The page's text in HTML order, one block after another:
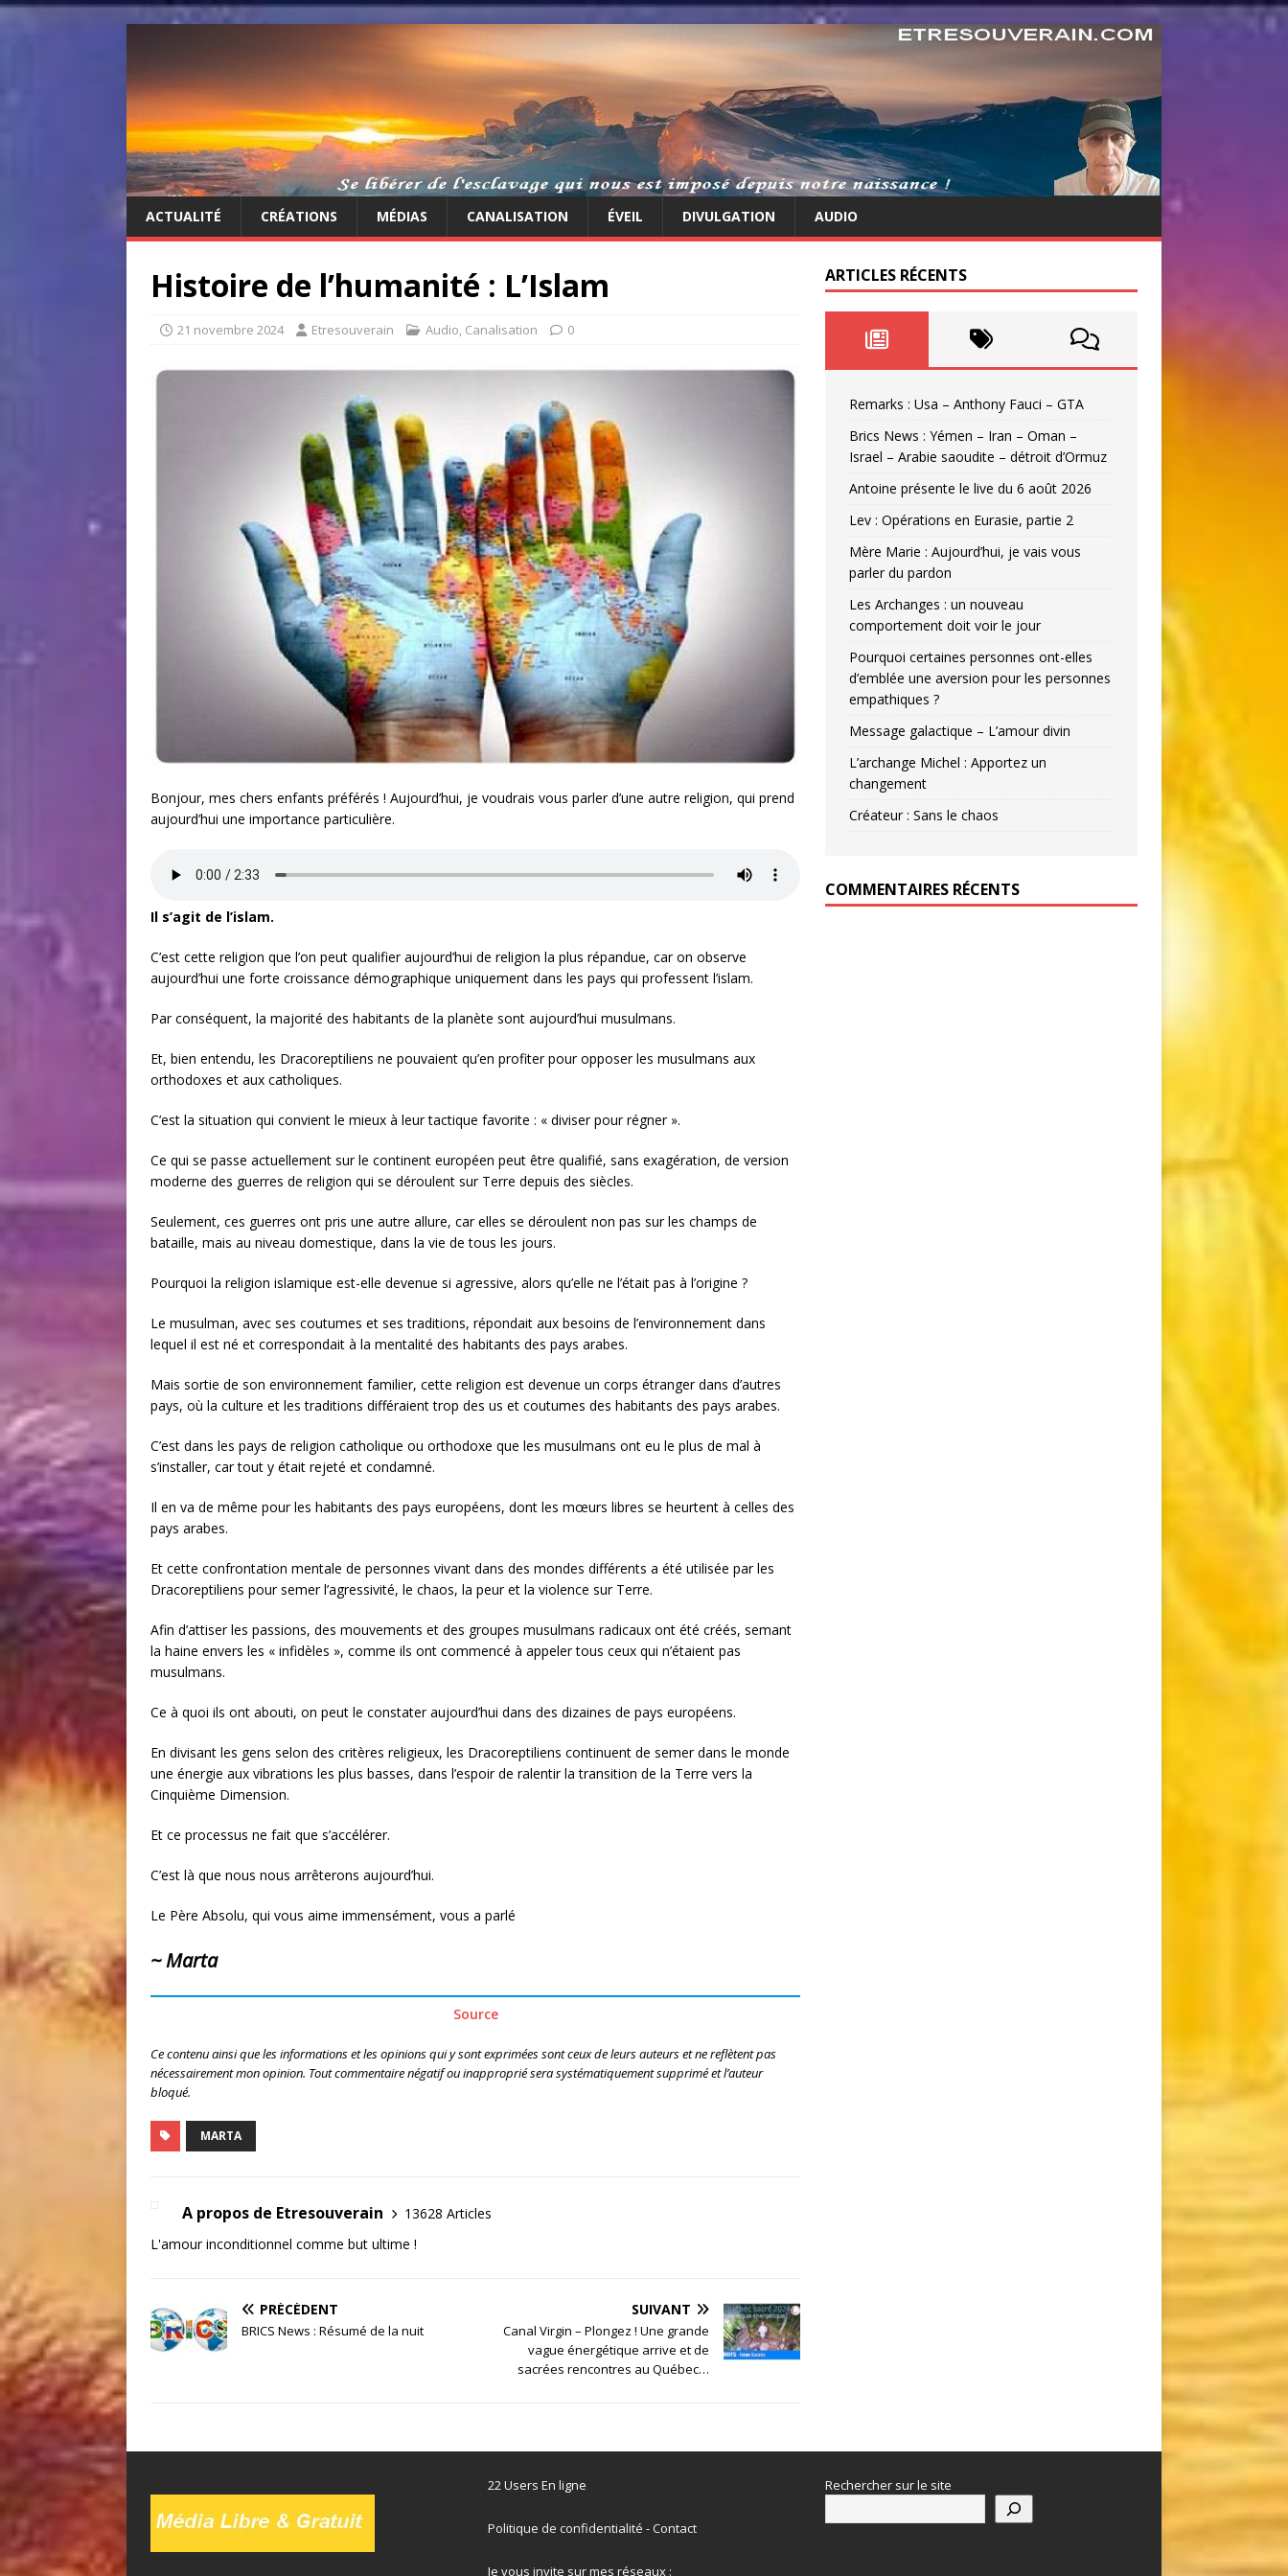
ACTUALITÉ CRÉATIONS MÉDIAS CANALISATION ÉVEIL DIVULGATION AUDIO
Histoire de l’humanité : L’Islam
21 novembre 2024 Etresouverain Audio, Canalisation 0
Bonjour, mes chers enfants préférés ! Aujourd’hui, je voudrais vous parler d’une autre religion, qui prend
aujourd’hui une importance particulière.
Il s’agit de l’islam.
C’est cette religion que l’on peut qualifier aujourd’hui de religion la plus répandue, car on observe
aujourd’hui une forte croissance démographique uniquement dans les pays qui professent l’islam.
Par conséquent, la majorité des habitants de la planète sont aujourd’hui musulmans.
Et, bien entendu, les Dracoreptiliens ne pouvaient qu’en profiter pour opposer les musulmans aux
orthodoxes et aux catholiques.
C’est la situation qui convient le mieux à leur tactique favorite : « diviser pour régner ».
Ce qui se passe actuellement sur le continent européen peut être qualifié, sans exagération, de version
moderne des guerres de religion qui se déroulent sur Terre depuis des siècles.
Seulement, ces guerres ont pris une autre allure, car elles se déroulent non pas sur les champs de
bataille, mais au niveau domestique, dans la vie de tous les jours.
Pourquoi la religion islamique est-elle devenue si agressive, alors qu’elle ne l’était pas à l’origine ?
Le musulman, avec ses coutumes et ses traditions, répondait aux besoins de l’environnement dans
lequel il est né et correspondait à la mentalité des habitants des pays arabes.
Mais sortie de son environnement familier, cette religion est devenue un corps étranger dans d’autres
pays, où la culture et les traditions différaient trop des us et coutumes des habitants des pays arabes.
C’est dans les pays de religion catholique ou orthodoxe que les musulmans ont eu le plus de mal à
s’installer, car tout y était rejeté et condamné.
Il en va de même pour les habitants des pays européens, dont les mœurs libres se heurtent à celles des
pays arabes.
Et cette confrontation mentale de personnes vivant dans des mondes différents a été utilisée par les
Dracoreptiliens pour semer l’agressivité, le chaos, la peur et la violence sur Terre.
Afin d’attiser les passions, des mouvements et des groupes musulmans radicaux ont été créés, semant
la haine envers les « infidèles », comme ils ont commencé à appeler tous ceux qui n’étaient pas
musulmans.
Ce à quoi ils ont abouti, on peut le constater aujourd’hui dans des dizaines de pays européens.
En divisant les gens selon des critères religieux, les Dracoreptiliens continuent de semer dans le monde
une énergie aux vibrations les plus basses, dans l’espoir de ralentir la transition de la Terre vers la
Cinquième Dimension.
Et ce processus ne fait que s’accélérer.
C’est là que nous nous arrêterons aujourd’hui.
Le Père Absolu, qui vous aime immensément, vous a parlé
~ Marta
Source
Ce contenu ainsi que les informations et les opinions qui y sont exprimées sont ceux de leurs auteurs et ne reflètent pas
nécessairement mon opinion. Tout commentaire négatif ou inapproprié sera systématiquement supprimé et l’auteur
bloqué.
MARTA
A propos de Etresouverain
13628 Articles
L'amour inconditionnel comme but ultime !
PRÉCÉDENT
BRICS News : Résumé de la nuit
SUIVANT
Canal Virgin – Plongez ! Une grande
vague énergétique arrive et de
sacrées rencontres au Québec…
ARTICLES RÉCENTS
Remarks : Usa – Anthony Fauci – GTA
Brics News : Yémen – Iran – Oman –
Israel – Arabie saoudite – détroit d’Ormuz
Antoine présente le live du 6 août 2026
Lev : Opérations en Eurasie, partie 2
Mère Marie : Aujourd’hui, je vais vous
parler du pardon
Les Archanges : un nouveau
comportement doit voir le jour
Pourquoi certaines personnes ont-elles
d’emblée une aversion pour les personnes
empathiques ?
Message galactique – L’amour divin
L’archange Michel : Apportez un
changement
Créateur : Sans le chaos
COMMENTAIRES RÉCENTS
22 Users En ligne
Politique de confidentialité -Contact
Je vous invite sur mes réseaux :
Rechercher sur le site